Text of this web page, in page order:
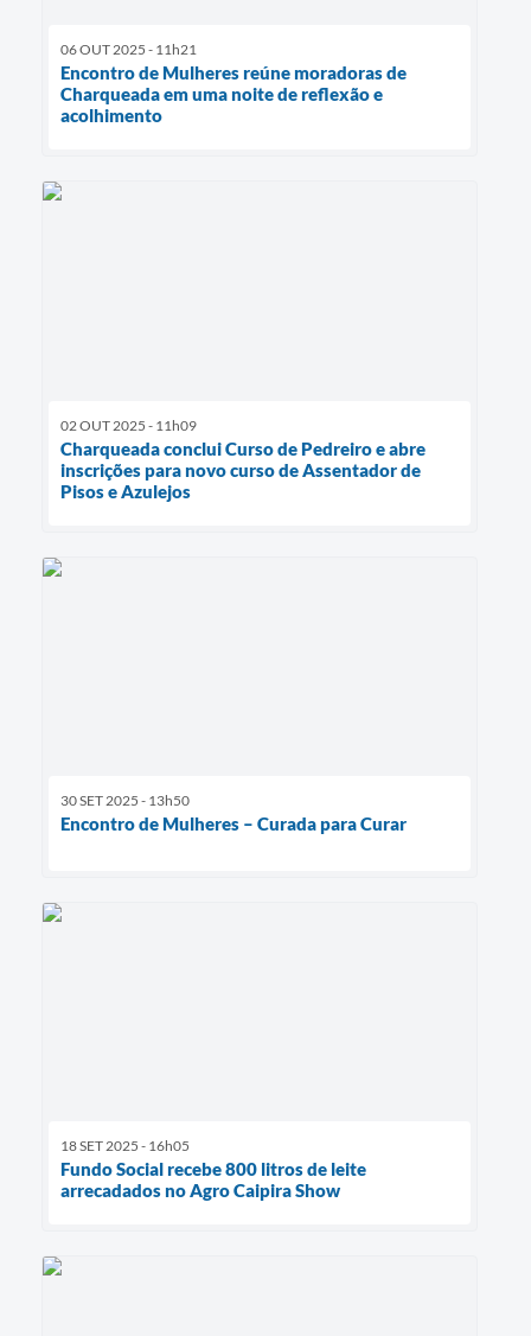
06 OUT 2025 - 11h21
Encontro de Mulheres reúne moradoras de
Charqueada em uma noite de reflexão e
acolhimento
02 OUT 2025 - 11h09
Charqueada conclui Curso de Pedreiro e abre
inscrições para novo curso de Assentador de
Pisos e Azulejos
30 SET 2025 - 13h50
Encontro de Mulheres – Curada para Curar
18 SET 2025 - 16h05
Fundo Social recebe 800 litros de leite
arrecadados no Agro Caipira Show